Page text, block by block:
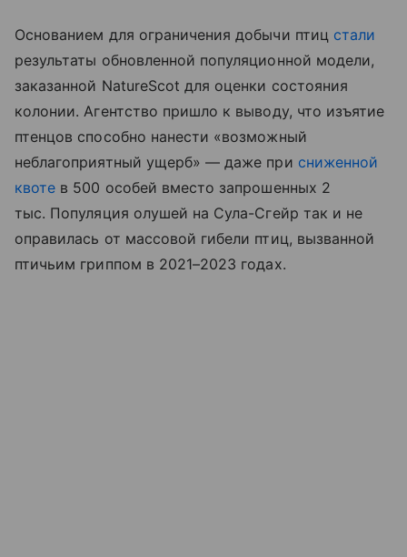
Основанием для ограничения добычи птиц стали
результаты обновленной популяционной модели,
заказанной NatureScot для оценки состояния
колонии. Агентство пришло к выводу, что изъятие
птенцов способно нанести «возможный
неблагоприятный ущерб» — даже при сниженной
квоте в 500 особей вместо запрошенных 2
тыс. Популяция олушей на Сула-Сгейр так и не
оправилась от массовой гибели птиц, вызванной
птичьим гриппом в 2021–2023 годах.